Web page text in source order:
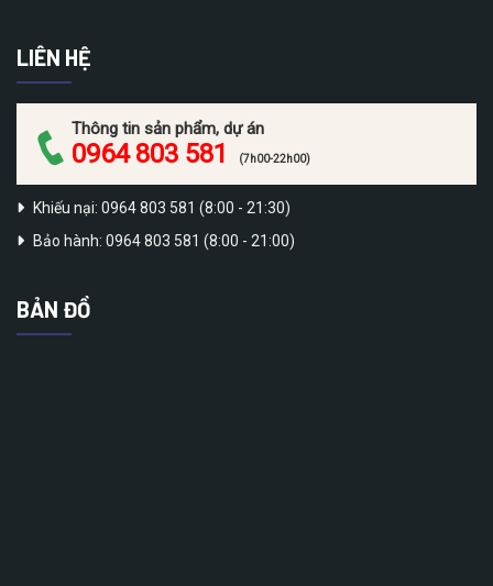
LIÊN HỆ
Thông tin sản phẩm, dự án
0964 803 581 (7h00-22h00)
Khiếu nại: 0964 803 581 (8:00 - 21:30)
Bảo hành: 0964 803 581 (8:00 - 21:00)
BẢN ĐỒ